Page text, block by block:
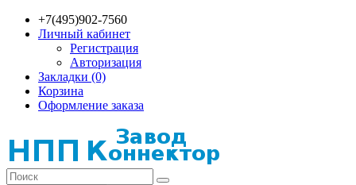
+7(495)902-7560
Личный кабинет
Регистрация
Авторизация
Закладки (0)
Корзина
Оформление заказа